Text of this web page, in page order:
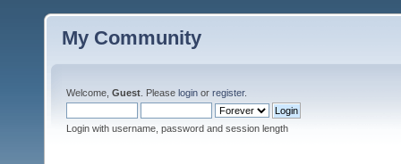
My Community
Welcome, Guest . Please login or register.
Login with username, password and session length